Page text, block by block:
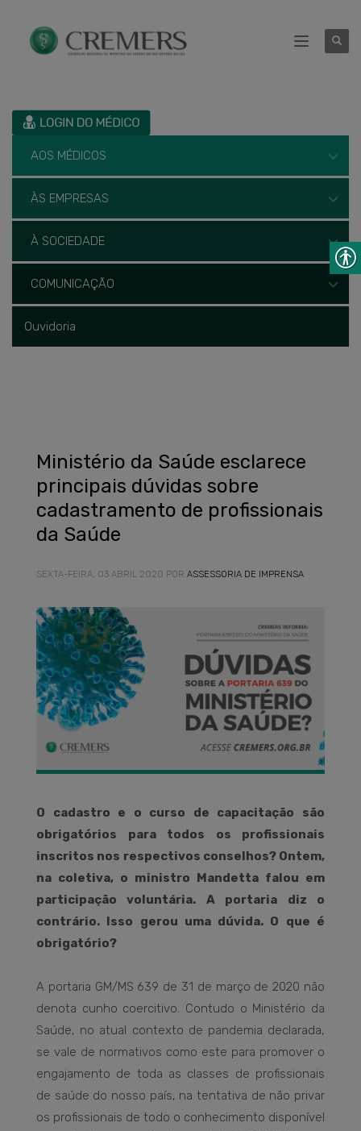
AOS MÉDICOS
ÀS EMPRESAS
À SOCIEDADE
COMUNICAÇÃO
Ouvidoria
Ministério da Saúde esclarece
principais dúvidas sobre
cadastramento de profissionais
da Saúde
SEXTA-FEIRA, 03 ABRIL 2020 POR ASSESSORIA DE IMPRENSA
O cadastro e o curso de capacitação são
obrigatórios para todos os profissionais
inscritos nos respectivos conselhos? Ontem,
na coletiva, o ministro Mandetta falou em
participação voluntária. A portaria diz o
contrário. Isso gerou uma dúvida. O que é
obrigatório?
A portaria GM/MS 639 de 31 de março de 2020 não
denota cunho coercitivo. Contudo o Ministério da
Saúde, no atual contexto de pandemia declarada,
se vale de normativos como este para promover o
engajamento de toda as classes de profissionais
de saúde do nosso país, na tentativa de não privar
os profissionais de todo o conhecimento disponível